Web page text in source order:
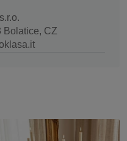
Bolatice, CZ